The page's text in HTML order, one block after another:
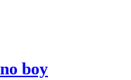
boy